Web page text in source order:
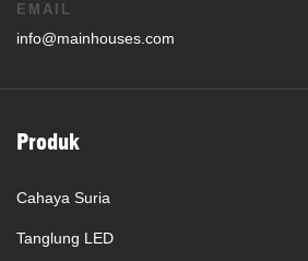
EMAIL
info@mainhouses.com
Produk
Cahaya Suria
Tanglung LED